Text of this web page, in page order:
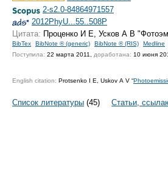
2-s2.0-84864971557
2012PhyU...55..508P
Цитата: Проценко И Е, Усков А В
BibTex BibNote ® (generic) BibNote ® (RIS) Medline
Поступила: 22 марта 2011, доработана: 10 июня
English citation: Protsenko I E, Uskov A V “
Список литературы (45) Статьи,